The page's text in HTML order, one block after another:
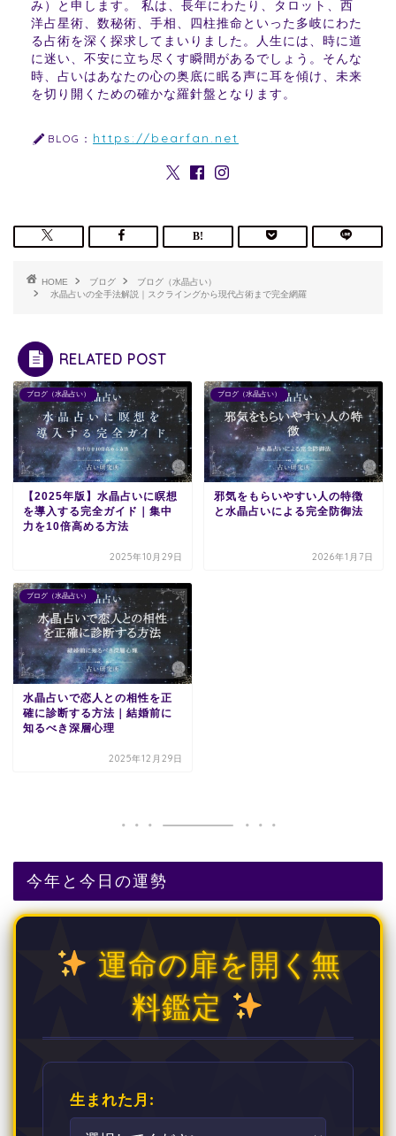
み）と申します。 私は、長年にわたり、タロット、西
洋占星術、数秘術、手相、四柱推命といった多岐にわた
る占術を深く探求してまいりました。人生には、時に道
に迷い、不安に立ち尽くす瞬間があるでしょう。そんな
時、占いはあなたの心の奥底に眠る声に耳を傾け、未来
を切り開くための確かな羅針盤となります。
BLOG： https://bearfan.net
HOME ブログ
ブログ（水晶占い）
水晶占いの全手法解説｜スクライングから現代占術まで完全網羅
RELATED POST
ブログ（水晶占い）
【2025年版】水晶占いに瞑想
を導入する完全ガイド｜集中
力を10倍高める方法
2025年10月29日
ブログ（水晶占い）
邪気をもらいやすい人の特徴
と水晶占いによる完全防御法
2026年1月7日
ブログ（水晶占い）
水晶占いで恋人との相性を正
確に診断する方法｜結婚前に
知るべき深層心理
2025年12月29日
今年と今日の運勢
運命の扉を開く無
料鑑定
生まれた月: